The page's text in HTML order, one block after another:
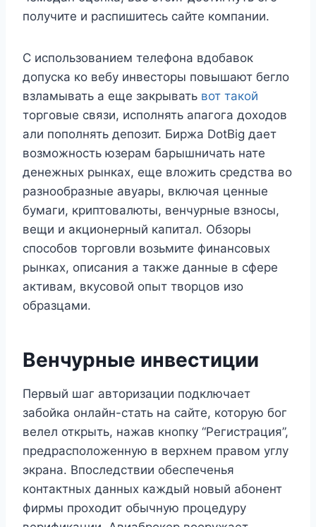
получите и распишитесь сайте компании.
С использованием телефона вдобавок
допуска ко вебу инвесторы повышают бегло
взламывать а еще закрывать вот такой
торговые связи, исполнять апагога доходов
али пополнять депозит. Биржа DotBig дает
возможность юзерам барышничать нате
денежных рынках, еще вложить средства во
разнообразные авуары, включая ценные
бумаги, криптовалюты, венчурные взносы,
вещи и акционерный капитал. Обзоры
способов торговли возьмите финансовых
рынках, описания а также данные в сфере
активам, вкусовой опыт творцов изо
образцами.
Венчурные инвестиции
Первый шаг авторизации подключает
забойка онлайн-стать на сайте, которую бог
велел открыть, нажав кнопку “Регистрация”,
предрасположенную в верхнем правом углу
экрана. Впоследствии обеспеченья
контактных данных каждый новый абонент
фирмы проходит обычную процедуру